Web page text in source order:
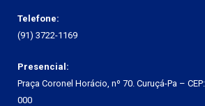
Telefone:
(91) 3722-1169
Presencial:
Praça Coronel Horácio, nº 70. Curuçá-Pa –
000